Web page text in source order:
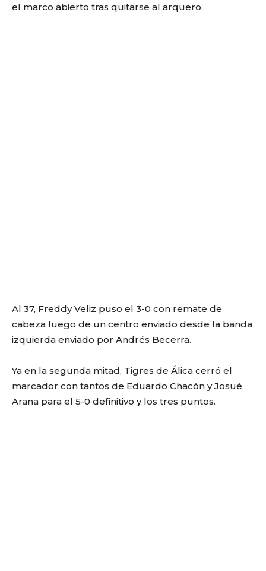
el marco abierto tras quitarse al arquero.
Al 37, Freddy Veliz puso el 3-0 con remate de
cabeza luego de un centro enviado desde la banda
izquierda enviado por Andrés Becerra.
Ya en la segunda mitad, Tigres de Álica cerró el
marcador con tantos de Eduardo Chacón y Josué
Arana para el 5-0 definitivo y los tres puntos.